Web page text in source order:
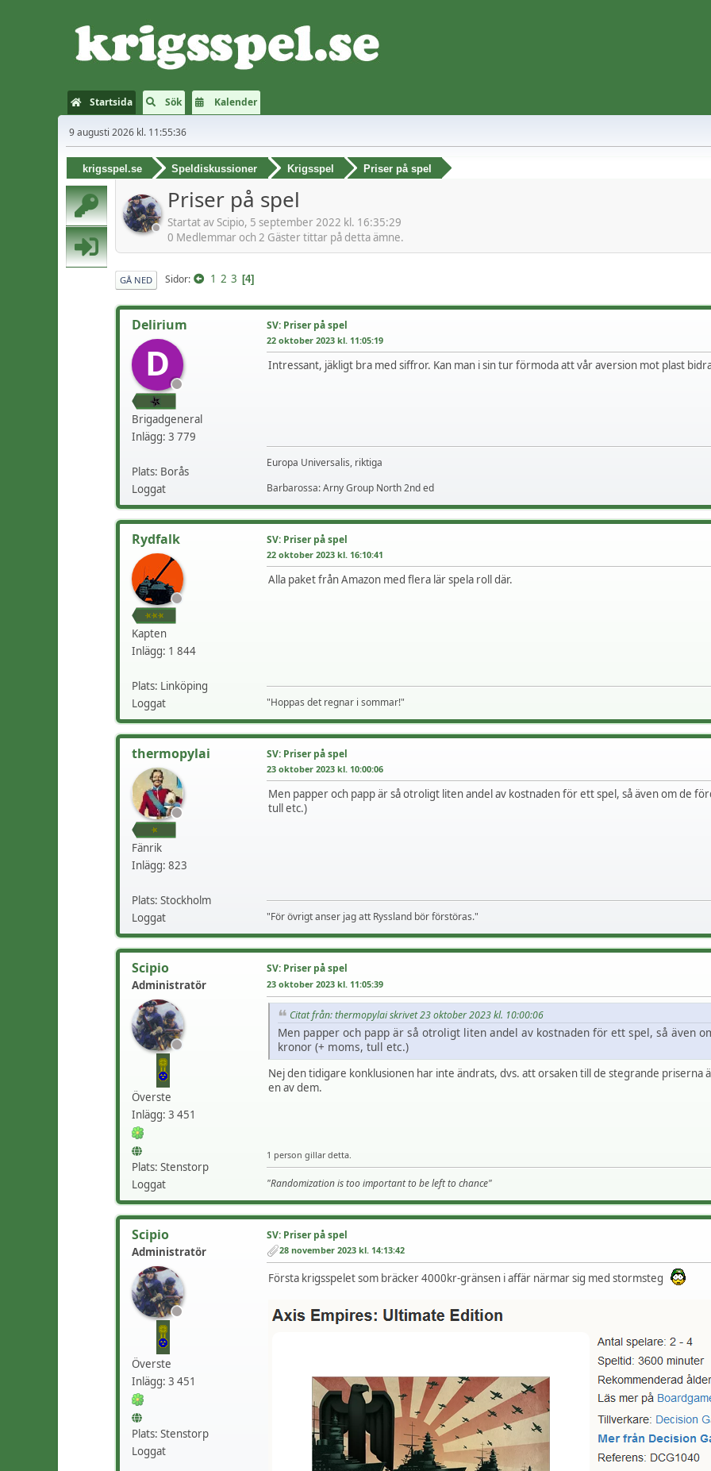
Startsida Sök Kalender
9 augusti 2026 kl. 11:55:36
krigsspel.se Speldiskussioner Krigsspel Priser på spel
Priser på spel
Startat av Scipio, 5 september 2022 kl. 16:35:29
0 Medlemmar och 2 Gäster tittar på detta ämne.
GÅ NED Sidor 1 2 3 4
Delirium
D
Brigadgeneral
Inlägg: 3 779
Plats: Borås
Loggat
SV: Priser på spel
22 oktober 2023 kl. 11:05:19
Intressant, jäkligt bra med siffror. Kan man i sin tur förmoda att vår aversion mot plast
Europa Universalis, riktiga
Barbarossa: Arny Group North 2nd ed
Rydfalk
Kapten
Inlägg: 1 844
Plats: Linköping
Loggat
SV: Priser på spel
22 oktober 2023 kl. 16:10:41
Alla paket från Amazon med flera lär spela roll där.
"Hoppas det regnar i sommar!"
thermopylai
Fänrik
Inlägg: 823
Plats: Stockholm
Loggat
SV: Priser på spel
23 oktober 2023 kl. 10:00:06
Men papper och papp är så otroligt liten andel av kostnaden för ett spel, så även om de
tull etc.)
"För övrigt anser jag att Ryssland bör förstöras."
Scipio
Administratör
Överste
Inlägg: 3 451
Plats: Stenstorp
Loggat
SV: Priser på spel
23 oktober 2023 kl. 11:05:39
Citat från: thermopylai skrivet 23 oktober 2023 kl. 10:00:06
Men papper och papp är så otroligt liten andel av kostnaden för ett spel, så även
kronor (+ moms, tull etc.)
Nej den tidigare konklusionen har inte ändrats, dvs. att orsaken till de stegrande priserna
en av dem.
1 person gillar detta.
"Randomization is too important to be left to chance"
Scipio
Administratör
Överste
Inlägg: 3 451
Plats: Stenstorp
Loggat
SV: Priser på spel
28 november 2023 kl. 14:13:42
Första krigsspelet som bräcker 4000kr-gränsen i affär närmar sig med stormsteg